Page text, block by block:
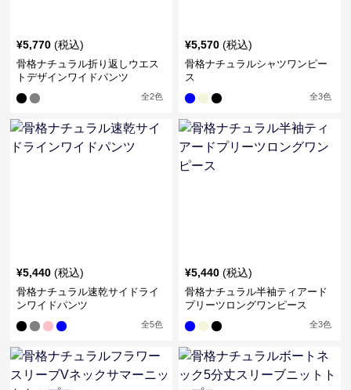
¥5,770 (税込)
骨格ナチュラル折り返しウエス
トデザインワイドパンツ
全2色
¥5,570 (税込)
骨格ナチュラルシャツワンピー
ス
全3色
¥5,440 (税込)
骨格ナチュラル速乾サイドライ
ンワイドパンツ
全5色
¥5,440 (税込)
骨格ナチュラル半袖ティアード
プリーツロングワンピース
全3色